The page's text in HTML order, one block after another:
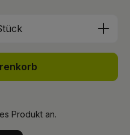
den
Produkt an.